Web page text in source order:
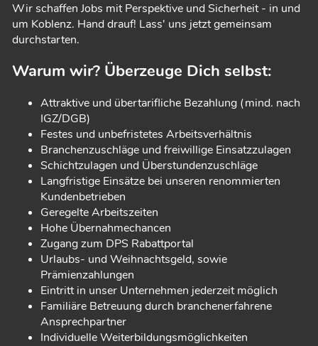
Wir schaffen Jobs mit Perspektive und Sicherheit - in und
um Koblenz. Hand drauf! Lass' uns jetzt gemeinsam
durchstarten.
Warum wir? Überzeuge Dich selbst:
Attraktive und übertarifliche Bezahlung (mind. nach
IGZ/DGB)
Festes und unbefristetes Arbeitsverhältnis
Branchenzuschläge und freiwillige Einsatzzulagen
Schichtzulagen und Überstundenzuschläge
Langfristige Einsätze bei unseren renommierten
Kundenbetrieben
Geregelte Arbeitszeiten
Hohe Übernahmechancen
Zugang zum DPS Rabattportal
Urlaubs- und Weihnachtsgeld, sowie
Prämienzahlungen
Eintritt in unser Unternehmen jederzeit möglich
Familiäre Betreuung durch branchenerfahrene
Ansprechpartner
Individuelle Weiterbildungsmöglichkeiten